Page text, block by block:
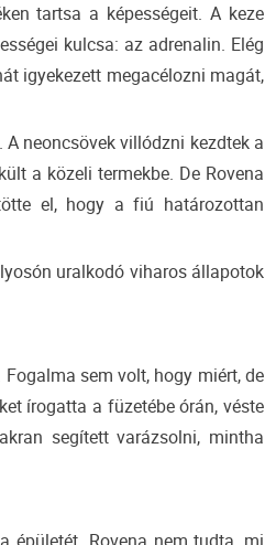
tartsa a képességeit. A keze
kulcsa: az adrenalin. Elég
igyekezett megacélozni magát,
neoncsövek villódzni kezdtek a
a közeli termekbe. De Rovena
el, hogy a fiú határozottan
uralkodó viharos állapotok
sem volt, hogy miért, de
írogatta a füzetébe órán, véste
segített varázsolni, mintha